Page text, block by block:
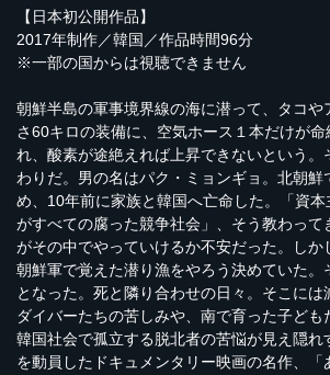
【日本初公開作品】
2017年制作／韓国／作品時間96分
※一部の国からは視聴できません
朝鮮半島の軍事境界線の海に潜って、タコや
さ60キロの装備に、空気ホース１本だけが
れ、酸素が途絶えれば上昇できないという。
わりだ。男の名はパク・ミョンギョ。北朝鮮
め、10年前に家族と韓国へ亡命した。「資
がすべての腐った競争社会」、そう教わって
がその中でやっていけるか不安だった。しか
朝鮮軍で覚えた潜り漁をやろう決めていた。
となった。死と隣り合わせの日々。そこには
ダイバーたちの苦しみや、南で育った子ども
韓国社会で孤立する脱北者の苦悩が見え隠れ
を動員したドキュメンタリー映画の名作、「